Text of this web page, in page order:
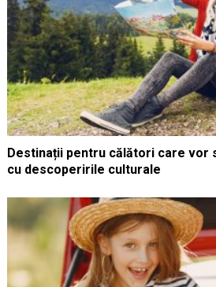
Destinații pentru călători care vor
cu descoperirile culturale